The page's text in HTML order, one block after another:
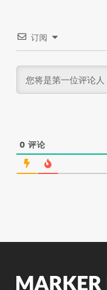
订阅
0 评论